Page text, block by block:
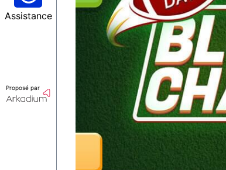
Assistance
Proposé par